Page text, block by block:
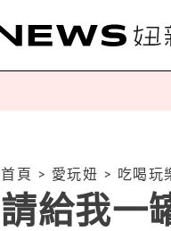
首頁 > 愛玩妞 > 吃喝玩
請給我一